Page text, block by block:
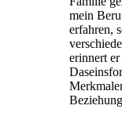
mein
erfahren,
erinnert